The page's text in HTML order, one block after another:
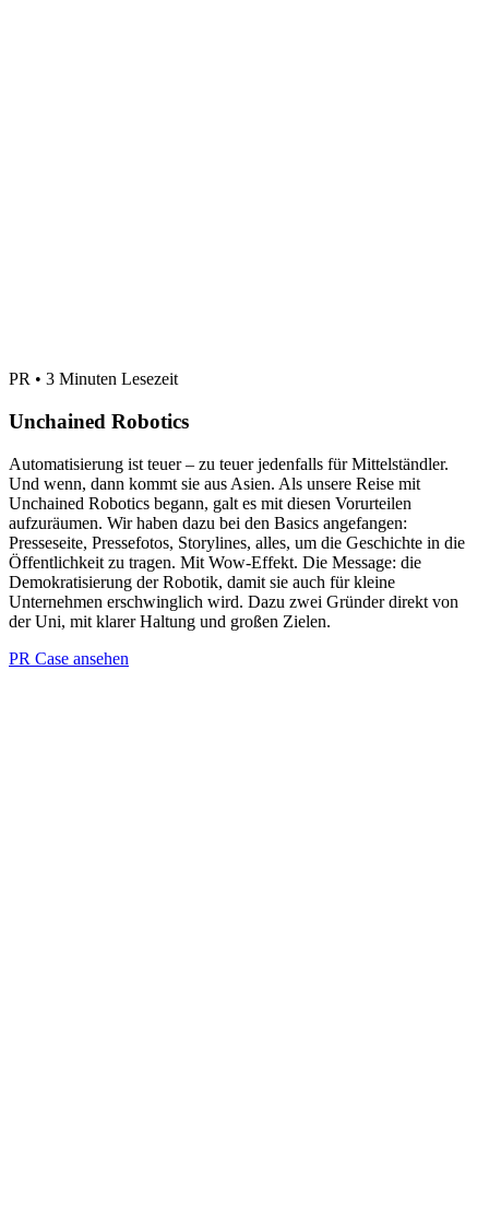
PR • 3 Minuten Lesezeit
Unchained Robotics
Automatisierung ist teuer – zu teuer jedenfalls für Mittelständler.
Und wenn, dann kommt sie aus Asien. Als unsere Reise mit
Unchained Robotics begann, galt es mit diesen Vorurteilen
aufzuräumen. Wir haben dazu bei den Basics angefangen:
Presseseite, Pressefotos, Storylines, alles, um die Geschichte in die
Öffentlichkeit zu tragen. Mit Wow-Effekt. Die Message: die
Demokratisierung der Robotik, damit sie auch für kleine
Unternehmen erschwinglich wird. Dazu zwei Gründer direkt von
der Uni, mit klarer Haltung und großen Zielen.
PR Case ansehen